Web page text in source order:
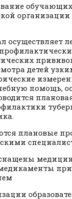
осуществляет
детей
помощь,
плановые